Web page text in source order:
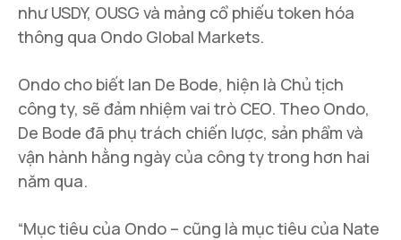
như USDY, OUSG và mảng cổ phiếu token hóa
thông qua Ondo Global Markets.
Ondo cho biết Ian De Bode, hiện là Chủ tịch
công ty, sẽ đảm nhiệm vai trò CEO. Theo Ondo,
De Bode đã phụ trách chiến lược, sản phẩm và
vận hành hằng ngày của công ty trong hơn hai
năm qua.
“Mục tiêu của Ondo – cũng là mục tiêu của Nate